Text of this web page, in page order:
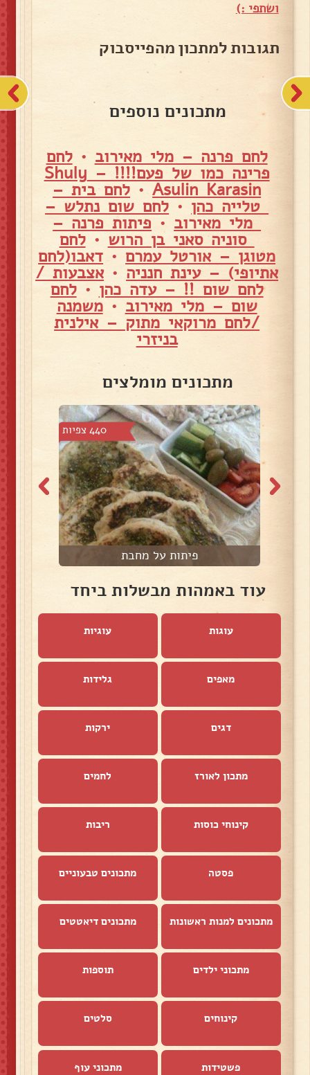
ושתפי :)
תגובות למתכון מהפייסבוק
מתכונים נוספים
לחם פרנה – מלי מאירוב •לחם
פרינה כמו של פעם!!!! – Shuly
Asulin Karasin
• לחם בית –
טלייה כהן • לחם שום נתלש –
מלי מאירוב • פיתות פרנה –
סוניה סאני בן הרוש •לחם
מטוגן – אורטל עמרם • דאבו(לחם
אתיופי) – עינת חנניה •אצבעות /
לחם שום !! – עדה כהן •לחם
שום – מלי מאירוב •משמנה
/לחם מרוקאי מתוק – אילנית
בניזרי
מתכונים מומלצים
440 צפיות
פיתות על מחבת
עוד באמהות מבשלות ביחד
עוגות עוגיות
מאפים גלידות
דגים ירקות
מתכון לאורז לחמים
קינוחי כוסות ריבות
פסטה מתכונים טבעוניים
מתכונים למנות ראשונות מתכונים דיאטטים
מתכוני ילדים תוספות
קינוחים סלטים
פשטידות מתכוני עוף